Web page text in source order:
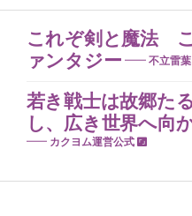
これぞ剣と魔法
ァンタジー
不立雷葉
若き戦士は故郷た
し、広き世界へ向
カクヨム運営公式